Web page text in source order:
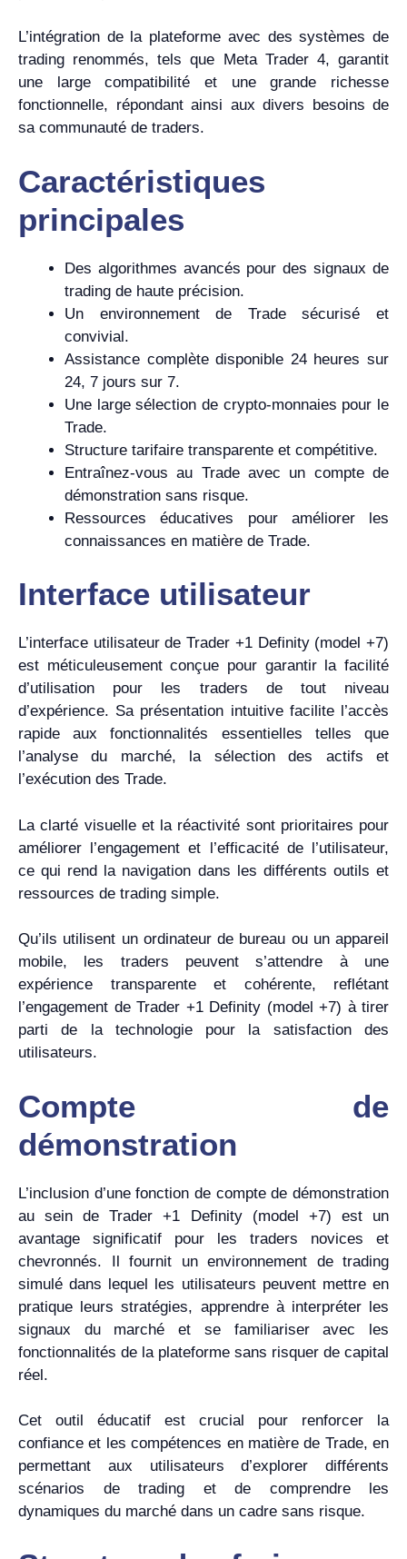
L’intégration de la plateforme avec des systèmes de
trading renommés, tels que Meta Trader 4, garantit
une large compatibilité et une grande richesse
fonctionnelle, répondant ainsi aux divers besoins de
sa communauté de traders.
Caractéristiques
principales
Des algorithmes avancés pour des signaux de
trading de haute précision.
Un environnement de Trade sécurisé et
convivial.
Assistance complète disponible 24 heures sur
24, 7 jours sur 7.
Une large sélection de crypto-monnaies pour le
Trade.
Structure tarifaire transparente et compétitive.
Entraînez-vous au Trade avec un compte de
démonstration sans risque.
Ressources éducatives pour améliorer les
connaissances en matière de Trade.
Interface utilisateur
L’interface utilisateur de Trader +1 Definity (model +7)
est méticuleusement conçue pour garantir la facilité
d’utilisation pour les traders de tout niveau
d’expérience. Sa présentation intuitive facilite l’accès
rapide aux fonctionnalités essentielles telles que
l’analyse du marché, la sélection des actifs et
l’exécution des Trade.
La clarté visuelle et la réactivité sont prioritaires pour
améliorer l’engagement et l’efficacité de l’utilisateur,
ce qui rend la navigation dans les différents outils et
ressources de trading simple.
Qu’ils utilisent un ordinateur de bureau ou un appareil
mobile, les traders peuvent s’attendre à une
expérience transparente et cohérente, reflétant
l’engagement de Trader +1 Definity (model +7) à tirer
parti de la technologie pour la satisfaction des
utilisateurs.
Compte de
démonstration
L’inclusion d’une fonction de compte de démonstration
au sein de Trader +1 Definity (model +7) est un
avantage significatif pour les traders novices et
chevronnés. Il fournit un environnement de trading
simulé dans lequel les utilisateurs peuvent mettre en
pratique leurs stratégies, apprendre à interpréter les
signaux du marché et se familiariser avec les
fonctionnalités de la plateforme sans risquer de capital
réel.
Cet outil éducatif est crucial pour renforcer la
confiance et les compétences en matière de Trade, en
permettant aux utilisateurs d’explorer différents
scénarios de trading et de comprendre les
dynamiques du marché dans un cadre sans risque.